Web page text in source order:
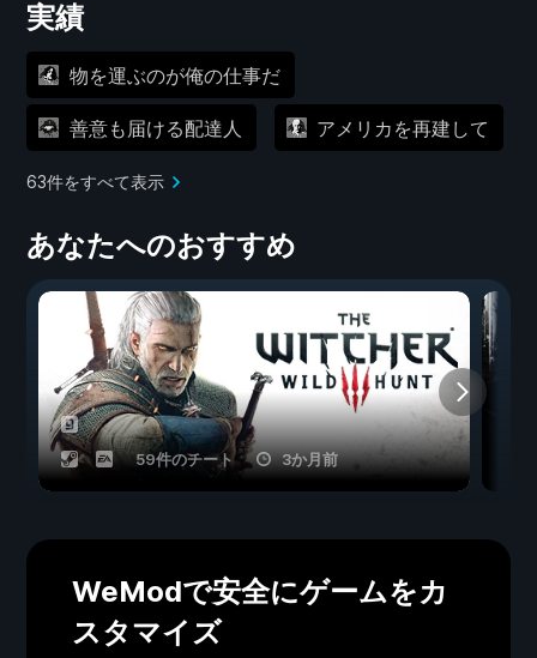
実績
物を運ぶのが俺の仕事だ
善意も届ける配達人 アメリカを再建して
63件をすべて表示
あなたへのおすすめ
59件のチート 3か月前
WeModで安全にゲームをカ
スタマイズ